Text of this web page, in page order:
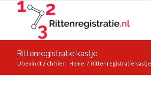
Rittenregistratie kastje
U bevindt zich hier: Home / Rittenregistratie kastje